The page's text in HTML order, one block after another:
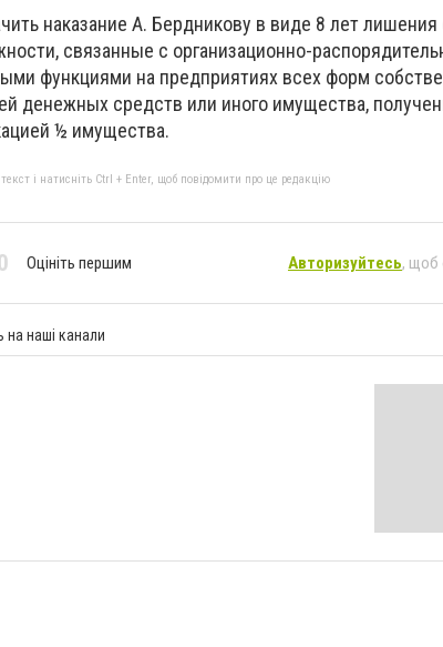
наказание А. Бердникову в виде 8 лет
связанные с организационно-
функциями на предприятиях всех форм
денежных средств или иного имущества,
½ имущества.
і натисніть Ctrl + Enter, щоб повідомити про це редакцію
Оцініть першим Авторизуйтесь, щоб
на наші канали